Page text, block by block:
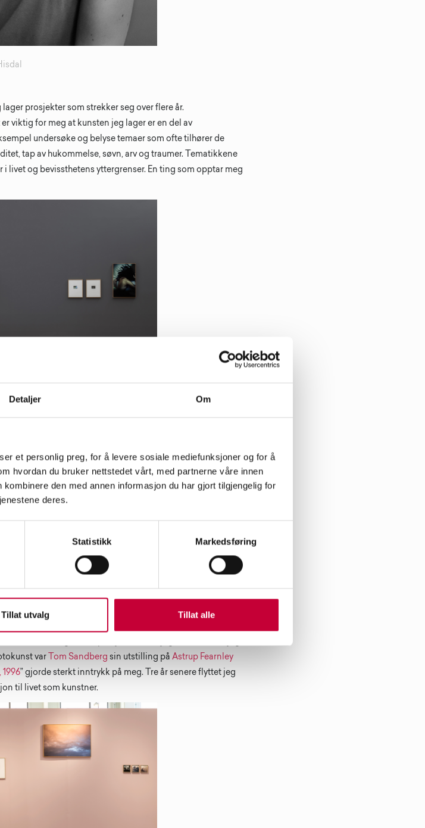
Detaljer Om
et personlig preg, for å levere sosiale mediefunksjoner og for å
hvordan du bruker nettstedet vårt, med partnerne våre innen
den med annen informasjon du har gjort tilgjengelig for
deres.
Statistikk Markedsføring
Tillat utvalg Tillat alle
prosjekter som strekker seg over flere år.
viktig for meg at kunsten jeg lager er en del av
undersøke og belyse temaer som ofte tilhører de
tap av hukommelse, søvn, arv og traumer. Tematikkene
livet og bevissthetens yttergrenser. En ting som opptar meg
"Om natten er alle alene", vist i
påHenie Onstad
opptatt av å lage fotoalbum. Hver gang jeg besøkte
og dykket inn i deres album. Som syvåring maste jeg
hvitt mørkerom på bruktmarkedet i lokalavisa da jeg var 12
jeg oppdaget at forstørrerobjektivet hadde blender, og jeg
Jeg tror hovedgrunnen til at jeg begynte å fotografere
Et sted hvor sted og tid kunne opphøre og jeg kunne
tekniske og kontrollerte, og det uforutsigbare.
var Tom Sandberg sin utstilling påAstrup Fearnley
” gjorde sterkt inntrykk på meg. Tre år senere flyttet jeg
til livet som kunstner.